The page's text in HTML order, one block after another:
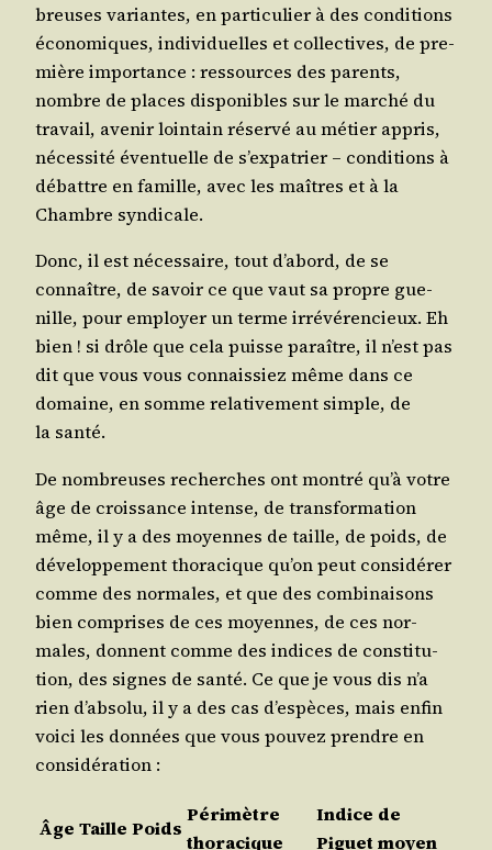
breuses variantes, en par­ti­cu­lier à des condi­tions
éco­no­miques, indi­vi­duelles et col­lec­tives, de pre­
mière impor­tance : res­sources des parents,
nombre de places dis­po­nibles sur le mar­ché du
tra­vail, ave­nir loin­tain réser­vé au métier appris,
néces­si­té éven­tuelle de s’ex­pa­trier – condi­tions à
débattre en famille, avec les maîtres et à la
Chambre syndicale.
Donc, il est néces­saire, tout d’a­bord, de se
connaître, de savoir ce que vaut sa propre gue­
nille, pour employer un terme irré­vé­ren­cieux. Eh
bien ! si drôle que cela puisse paraître, il n’est pas
dit que vous vous connais­siez même dans ce
domaine, en somme rela­ti­ve­ment simple, de
la santé.
De nom­breuses recherches ont mon­tré qu’à votre
âge de crois­sance intense, de trans­for­ma­tion
même, il y a des moyennes de taille, de poids, de
déve­lop­pe­ment tho­ra­cique qu’on peut consi­dé­rer
comme des nor­males, et que des com­bi­nai­sons
bien com­prises de ces moyennes, de ces nor­
males, donnent comme des indices de consti­tu­
tion, des signes de san­té. Ce que je vous dis n’a
rien d’ab­so­lu, il y a des cas d’es­pèces, mais enfin
voi­ci les don­nées que vous pou­vez prendre en
considération :
Âge Taille Poids
Péri­mètre
thoracique
Indice de
Piguet moyen